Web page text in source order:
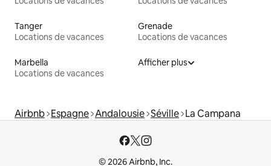
Tanger
Locations de vacances
Grenade
Locations de vacances
Marbella
Locations de vacances
Afficher plus
Airbnb Espagne Andalousie Séville La Campana
© 2026 Airbnb, Inc.